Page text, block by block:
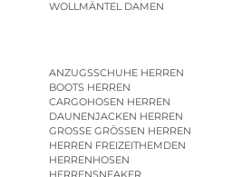
WOLLMÄNTEL DAMEN
ANZUGSSCHUHE HERREN
BOOTS HERREN
CARGOHOSEN HERREN
DAUNENJACKEN HERREN
GROSSE GRÖSSEN HERREN
HERREN FREIZEITHEMDEN
HERRENHOSEN
HERRENSNEAKER